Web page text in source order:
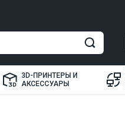
3D-ПРИНТЕРЫ И
АКСЕССУАРЫ